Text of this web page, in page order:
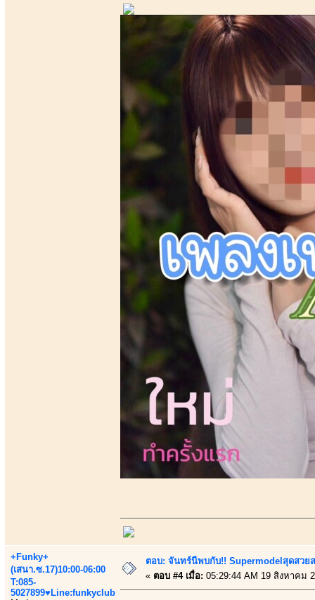
+Funky+
(เสนา.ซ.17)10:00-06:00
T:085-
5027899♥Line:funkyclub
ตอบ: จันทร์นีพบกับ!! Supermodelสุดสวย
« ตอบ #4 เมื่อ: 05:29:44 AM 19 สิงหาคม